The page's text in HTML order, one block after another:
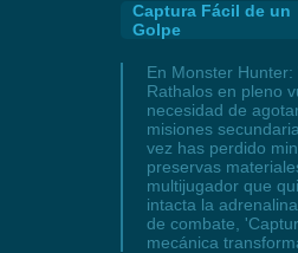
Captura Fácil de un
Golpe
En Monster
Rathalos en pleno
necesidad de
misiones
vez has perdido
preservas
multijugador que
intacta la
de combate,
mecánica